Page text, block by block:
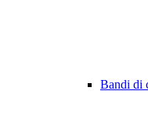
Bandi di